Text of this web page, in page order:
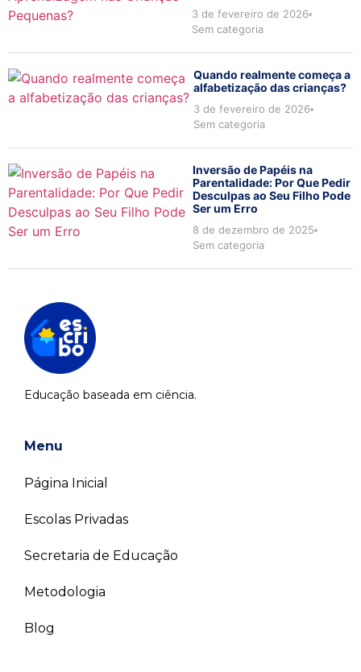
3 de fevereiro de 2026
Sem categoria
Quando realmente começa a
alfabetização das crianças?
3 de fevereiro de 2026
Sem categoria
Inversão de Papéis na
Parentalidade: Por Que Pedir
Desculpas ao Seu Filho Pode
Ser um Erro
8 de dezembro de 2025
Sem categoria
Educação baseada em ciência.
Menu
Página Inicial
Escolas Privadas
Secretaria de Educação
Metodologia
Blog